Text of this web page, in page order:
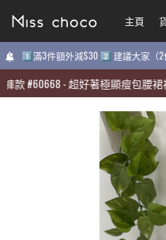
主頁
1️⃣滿3件額外減$30 2️⃣ 建議大家（
60668-超好著極顯瘦包腰裙褲-
主頁
1️⃣滿3件額外減$30 2️⃣ 建議大家（
60668-超好著極顯瘦包腰裙褲-